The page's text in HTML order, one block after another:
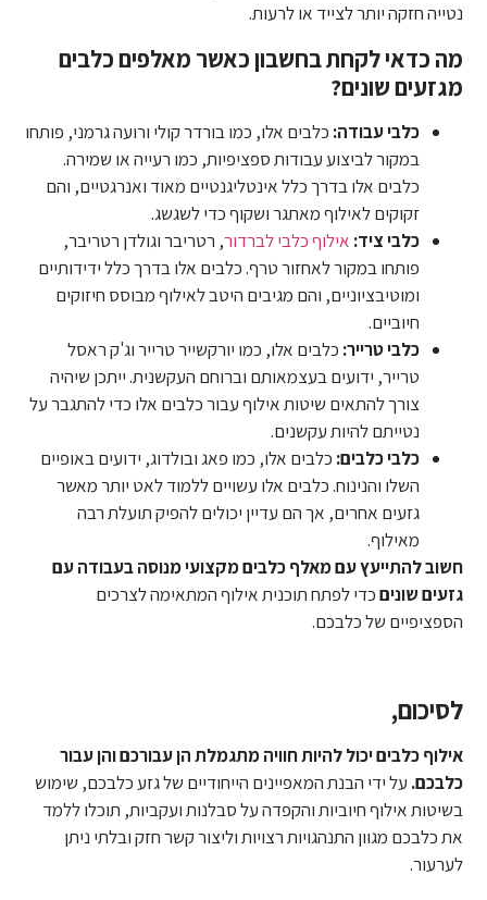
נטייה חזקה יותר לצייד או לרעות.
מה כדאי לקחת בחשבון כאשר מאלפים כלבים
מגזעים שונים?
כלבי עבודה: כלבים אלו, כמו בורדר קולי ורועה גרמני, פותחו
במקור לביצוע עבודות ספציפיות, כמו רעייה או שמירה.
כלבים אלו בדרך כלל אינטליגנטיים מאוד ואנרגטיים, והם
זקוקים לאילוף מאתגר ושקוף כדי לשגשג.
כלבי ציד: אילוף כלבי לברדור, רטריבר וגולדן רטריבר,
פותחו במקור לאחזור טרף. כלבים אלו בדרך כלל ידידותיים
ומוטיבציוניים, והם מגיבים היטב לאילוף מבוסס חיזוקים
חיוביים.
כלבי טרייר: כלבים אלו, כמו יורקשייר טרייר וג'ק ראסל
טרייר, ידועים בעצמאותם וברוחם העקשנית. ייתכן שיהיה
צורך להתאים שיטות אילוף עבור כלבים אלו כדי להתגבר על
נטייתם להיות עקשנים.
כלבי כלבים: כלבים אלו, כמו פאג ובולדוג, ידועים באופיים
השלו והנינוח. כלבים אלו עשויים ללמוד לאט יותר מאשר
גזעים אחרים, אך הם עדיין יכולים להפיק תועלת רבה
מאילוף.
חשוב להתייעץ עם מאלף כלבים מקצועי מנוסה בעבודה עם
גזעים שוניםכדי לפתח תוכנית אילוף המתאימה לצרכים
הספציפיים של כלבכם.
לסיכום,
אילוף כלבים יכול להיות חוויה מתגמלת הן עבורכם והן עבור
כלבכם. על ידי הבנת המאפיינים הייחודיים של גזע כלבכם, שימוש
בשיטות אילוף חיוביות והקפדה על סבלנות ועקביות, תוכלו ללמד
את כלבכם מגוון התנהגויות רצויות וליצור קשר חזק ובלתי ניתן
לערעור.